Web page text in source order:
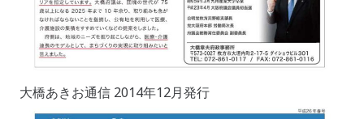
大橋あきお通信 2014年12月発行